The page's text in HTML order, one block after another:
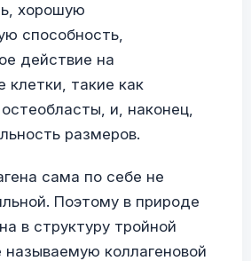
хорошую
способность,
действие на
клетки, такие как
и, наконец,
размеров.
сама по себе не
Поэтому в природе
в структуру тройной
коллагеновой